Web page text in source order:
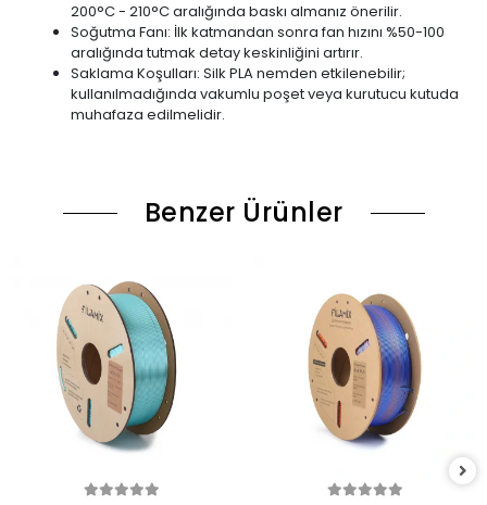
200°C - 210°C aralığında baskı almanız önerilir.
Soğutma Fanı: İlk katmandan sonra fan hızını %50-100
aralığında tutmak detay keskinliğini artırır.
Saklama Koşulları: Silk PLA nemden etkilenebilir;
kullanılmadığında vakumlu poşet veya kurutucu kutuda
muhafaza edilmelidir.
Benzer Ürünler